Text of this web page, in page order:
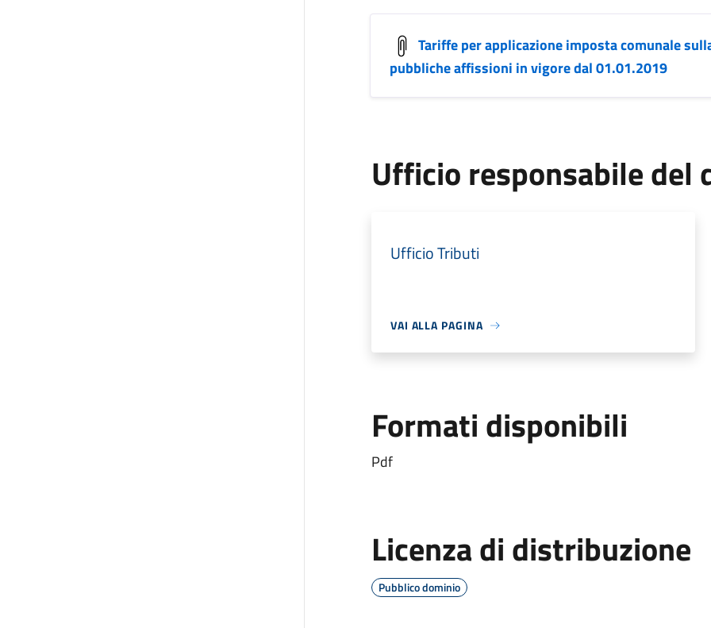
Tariffe per applicazione imposta comunale
pubbliche affissioni in vigore dal 01.01.2019
Ufficio responsabile del
Ufficio Tributi
VAI ALLA PAGINA
Formati disponibili
Pdf
Licenza di distribuzione
Pubblico dominio